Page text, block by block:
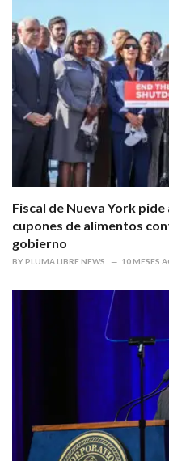
Fiscal de Nueva York
cupones de alimentos
gobierno
BY PLUMA LIBRE NEWS 10 MESES